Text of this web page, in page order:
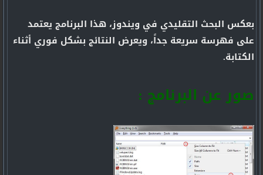
بعكس البحث التقليدي في ويندوز، هذا البرنامج يعتمد
على فهرسة سريعة جداً، ويعرض النتائج بشكل فوري أثناء
الكتابة.
صور عن البرنامج :